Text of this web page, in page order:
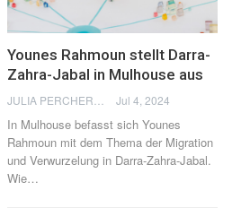
Younes Rahmoun stellt Darra-
Zahra-Jabal in Mulhouse aus
Jul 4, 2024
In Mulhouse befasst sich Younes
Rahmoun mit dem Thema der Migration
und Verwurzelung in Darra-Zahra-Jabal.
Wie…